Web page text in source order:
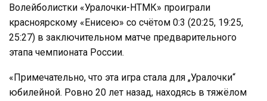
Волейболистки «Уралочки-НТМК» проиграли
красноярскому «Енисею» со счётом 0:3 (20:25, 19:25,
25:27) в заключительном матче предварительного
этапа чемпионата России.
«Примечательно, что эта игра стала для „Уралочки“
юбилейной. Ровно 20 лет назад, находясь в тяжёлом